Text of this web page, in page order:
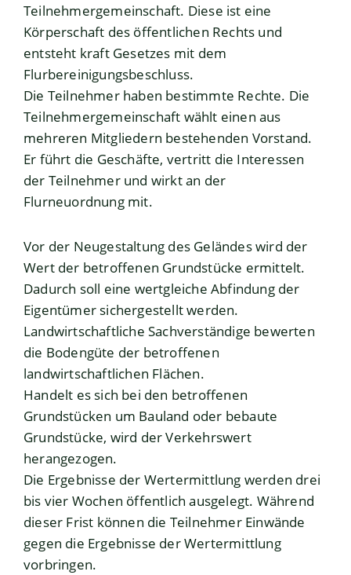
Teilnehmergemeinschaft. Diese ist eine
Körperschaft des öffentlichen Rechts und
entsteht kraft Gesetzes mit dem
Flurbereinigungsbeschluss.
Die Teilnehmer haben bestimmte Rechte. Die
Teilnehmergemeinschaft wählt einen aus
mehreren Mitgliedern bestehenden Vorstand.
Er führt die Geschäfte, vertritt die Interessen
der Teilnehmer und wirkt an der
Flurneuordnung mit.
Vor der Neugestaltung des Geländes wird der
Wert der betroffenen Grundstücke ermittelt.
Dadurch soll eine wertgleiche Abfindung der
Eigentümer sichergestellt werden.
Landwirtschaftliche Sachverständige bewerten
die Bodengüte der betroffenen
landwirtschaftlichen Flächen.
Handelt es sich bei den betroffenen
Grundstücken um Bauland oder bebaute
Grundstücke, wird der Verkehrswert
herangezogen.
Die Ergebnisse der Wertermittlung werden drei
bis vier Wochen öffentlich ausgelegt. Während
dieser Frist können die Teilnehmer Einwände
gegen die Ergebnisse der Wertermittlung
vorbringen.